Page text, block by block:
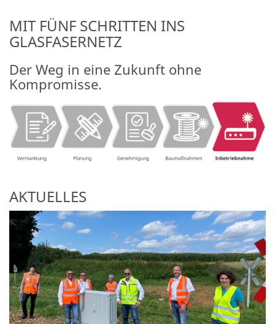
MIT FÜNF SCHRITTEN INS
GLASFASERNETZ
Der Weg in eine Zukunft ohne
Kompromisse.
AKTUELLES